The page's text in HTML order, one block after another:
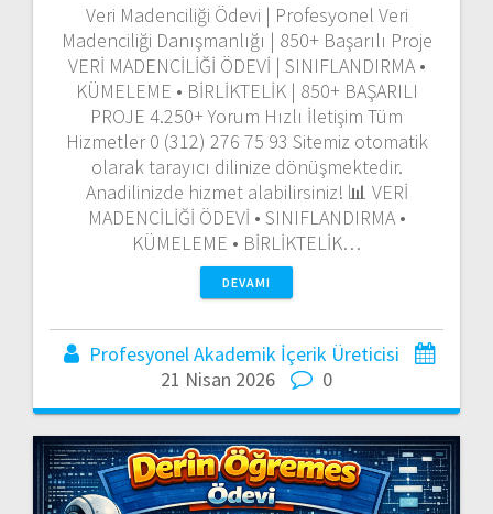
Veri Madenciliği Ödevi | Profesyonel Veri
Madenciliği Danışmanlığı | 850+ Başarılı Proje
VERİ MADENCİLİĞİ ÖDEVİ | SINIFLANDIRMA •
KÜMELEME • BİRLİKTELİK | 850+ BAŞARILI
PROJE 4.250+ Yorum Hızlı İletişim Tüm
Hizmetler 0 (312) 276 75 93 Sitemiz otomatik
olarak tarayıcı dilinize dönüşmektedir.
Anadilinizde hizmet alabilirsiniz! 📊 VERİ
MADENCİLİĞİ ÖDEVİ • SINIFLANDIRMA •
KÜMELEME • BİRLİKTELİK…
DEVAMI
Profesyonel Akademik İçerik Üreticisi
21 Nisan 2026
0